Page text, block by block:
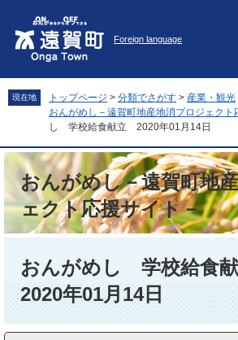
先
頭
。
を
飛
て
へ
Foreign language
現在地 トップページ > 分類でさがす > 産業・観光
おんがめし－遠賀町地産地消プロジェクト
し 学校給食献立 2020年01月14日
おんがめし－遠賀町地
ェクト応援サイト－
おんがめし 学校給食
2020年01月14日